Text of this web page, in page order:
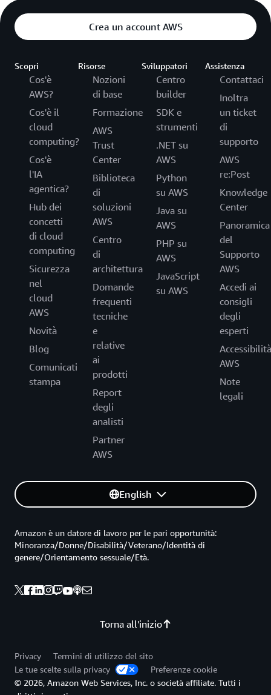
Crea un account AWS
Scopri
Cos'è
AWS?
Cos'è il
cloud
computing?
Cos'è
l'IA
agentica?
Hub dei
concetti
di cloud
computing
Sicurezza
nel
cloud
AWS
Novità
Blog
Comunicati
stampa
Risorse
Nozioni
di base
Formazione
AWS
Trust
Center
Biblioteca
di
soluzioni
AWS
Centro
di
architettura
Domande
frequenti
tecniche
e
relative
ai
prodotti
Report
degli
analisti
Partner
AWS
Sviluppatori
Centro
builder
SDK e
strumenti
.NET su
AWS
Python
su AWS
Java su
AWS
PHP su
AWS
JavaScript
su AWS
Assistenza
Contattaci
Inoltra
un ticket
di
supporto
AWS
re:Post
Knowledge
Center
Panoramica
del
Supporto
AWS
Accedi ai
consigli
degli
esperti
Accessibilità
AWS
Note
legali
English
Torna all'inizio
Amazon è un datore di lavoro per le pari opportunità:
Minoranza/Donne/Disabilità/Veterano/Identità di
genere/Orientamento sessuale/Età.
Privacy
Termini di utilizzo del sito
Le tue scelte sulla privacy
Preferenze cookie
© 2026, Amazon Web Services, Inc. o società affiliate. Tutti i